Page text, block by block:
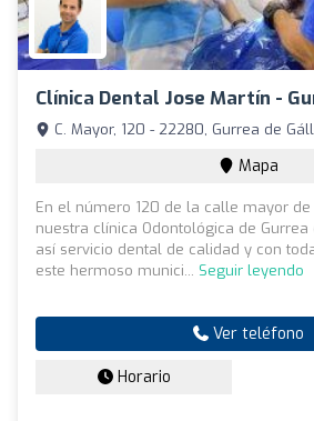
Clínica Dental Jose Martín -
C. Mayor, 120 - 22280, Gurrea de
Mapa
En el número 120 de la calle mayor
nuestra clínica Odontológica de
así servicio dental de calidad y con
este hermoso munici... Seguir leyendo
Ver teléfono
Horario